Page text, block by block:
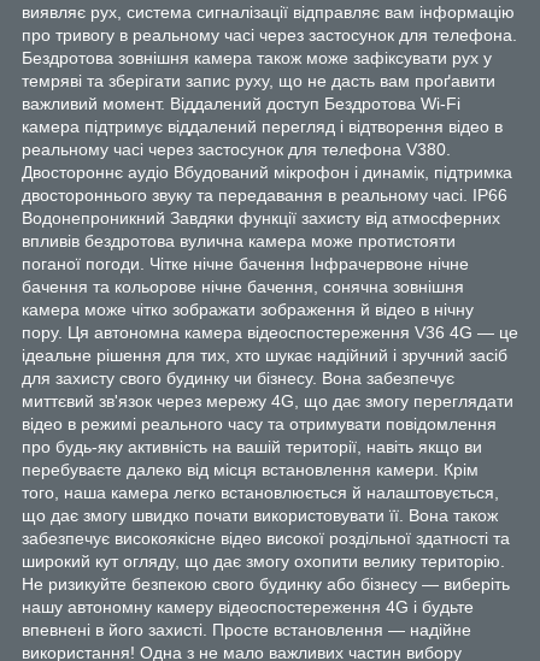
виявляє рух, система сигналізації відправляє вам інформацію
про тривогу в реальному часі через застосунок для телефона.
Бездротова зовнішня камера також може зафіксувати рух у
темряві та зберігати запис руху, що не дасть вам проґавити
важливий момент. Віддалений доступ Бездротова Wi-Fi
камера підтримує віддалений перегляд і відтворення відео в
реальному часі через застосунок для телефона V380.
Двостороннє аудіо Вбудований мікрофон і динамік, підтримка
двостороннього звуку та передавання в реальному часі. IP66
Водонепроникний Завдяки функції захисту від атмосферних
впливів бездротова вулична камера може протистояти
поганої погоди. Чітке нічне бачення Інфрачервоне нічне
бачення та кольорове нічне бачення, сонячна зовнішня
камера може чітко зображати зображення й відео в нічну
пору. Ця автономна камера відеоспостереження V36 4G — це
ідеальне рішення для тих, хто шукає надійний і зручний засіб
для захисту свого будинку чи бізнесу. Вона забезпечує
миттєвий зв'язок через мережу 4G, що дає змогу переглядати
відео в режимі реального часу та отримувати повідомлення
про будь-яку активність на вашій території, навіть якщо ви
перебуваєте далеко від місця встановлення камери. Крім
того, наша камера легко встановлюється й налаштовується,
що дає змогу швидко почати використовувати її. Вона також
забезпечує високоякісне відео високої роздільної здатності та
широкий кут огляду, що дає змогу охопити велику територію.
Не ризикуйте безпекою свого будинку або бізнесу — виберіть
нашу автономну камеру відеоспостереження 4G і будьте
впевнені в його захисті. Просте встановлення — надійне
використання! Одна з не мало важливих частин вибору